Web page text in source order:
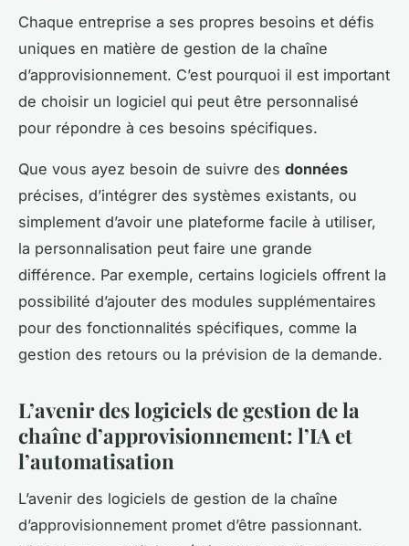
Chaque entreprise a ses propres besoins et défis
uniques en matière de gestion de la chaîne
d’approvisionnement. C’est pourquoi il est important
de choisir un logiciel qui peut être personnalisé
pour répondre à ces besoins spécifiques.
Que vous ayez besoin de suivre des données
précises, d’intégrer des systèmes existants, ou
simplement d’avoir une plateforme facile à utiliser,
la personnalisation peut faire une grande
différence. Par exemple, certains logiciels offrent la
possibilité d’ajouter des modules supplémentaires
pour des fonctionnalités spécifiques, comme la
gestion des retours ou la prévision de la demande.
L’avenir des logiciels de gestion de la
chaîne d’approvisionnement: l’IA et
l’automatisation
L’avenir des logiciels de gestion de la chaîne
d’approvisionnement promet d’être passionnant.